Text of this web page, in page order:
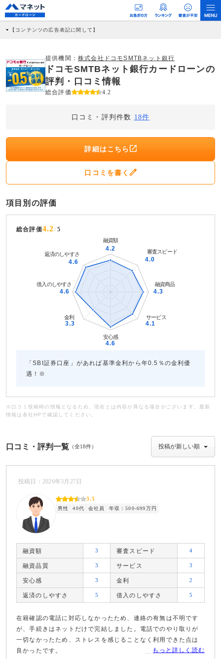
【コンテンツの広告表記に関して】
商品を根拠なくPRするものではなく、当編集部の調査／ユーザーへの口コミ収集な
どに基づき、公平性を担保した情報提供を行っています。
>提携企業一覧
提供機関： 株式会社ドコモSMTBネット銀行
ドコモSMTBネット銀行カードローンの
評判・口コミ情報
総合評価 4.2
口コミ・評判件数 18件
詳細はこちら
口コミを書く
項目別の評価
総合評価4.2 5
「SBI証券口座」があれば基準金利から年0.5％の金利優
遇！※
※口コミ投稿時の情報となるため、現在とは内容が異なる場合がございます。最新
情報は各社HPで確認してください。
口コミ・評判一覧 （全18件）
投稿日：2026年3月27日
3.5
男性 40代 会社員 年収：500-699万円
融資額 3 審査スピード 4
融資品質 3 サービス 3
安心感 3 金利 2
返済のしやすさ 5 借入のしやすさ 5
在籍確認の電話に対応しなかったため、連絡の有無は不明です
が、手続きはネットだけで完結しました。電話でのやり取りが
一切なかったため、ストレスを感じることなく利用できた点は
良かったです。
もっと詳しく読む